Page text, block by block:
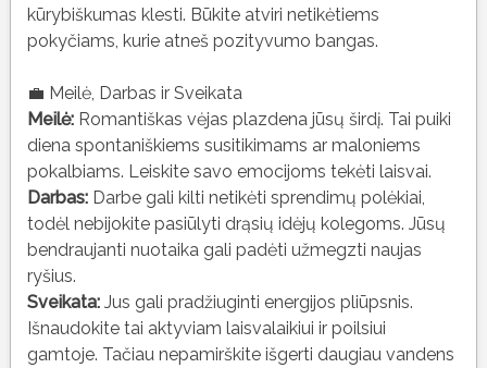
kūrybiškumas klesti. Būkite atviri netikėtiems
pokyčiams, kurie atneš pozityvumo bangas.
💼 Meilė, Darbas ir Sveikata
Meilė:Romantiškas vėjas plazdena jūsų širdį. Tai puiki
diena spontaniškiems susitikimams ar maloniems
pokalbiams. Leiskite savo emocijoms tekėti laisvai.
Darbas:Darbe gali kilti netikėti sprendimų polėkiai,
todėl nebijokite pasiūlyti drąsių idėjų kolegoms. Jūsų
bendraujanti nuotaika gali padėti užmegzti naujas
ryšius.
Sveikata:Jus gali pradžiuginti energijos pliūpsnis.
Išnaudokite tai aktyviam laisvalaikiui ir poilsiui
gamtoje. Tačiau nepamirškite išgerti daugiau vandens